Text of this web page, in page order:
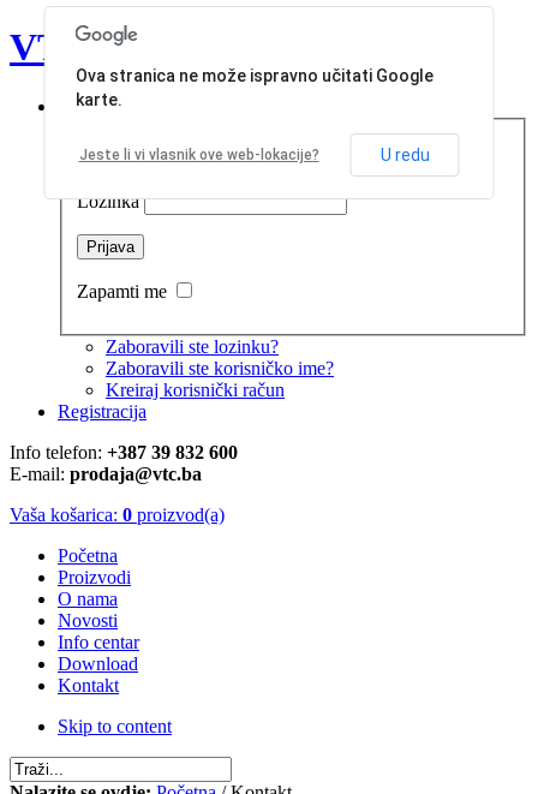
VT Commerce d.o.o.
Prijava
Korisničko ime
Lozinka
Zapamti me
Zaboravili ste lozinku?
Zaboravili ste korisničko ime?
Kreiraj korisnički račun
Registracija
Info telefon: +387 39 832 600
E-mail: prodaja@vtc.ba
Vaša košarica: 0 proizvod(a)
Početna
Proizvodi
O nama
Novosti
Info centar
Download
Kontakt
Skip to content
Ova stranica ne može ispravno učitati Google
karte.
Jeste li vi vlasnik ove web-lokacije? U redu